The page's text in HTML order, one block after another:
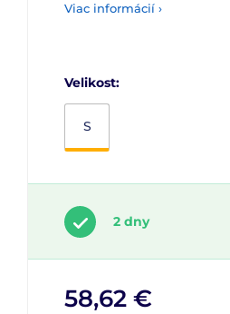
Viac informácií ›
Velikost:
S
2 dny
58,62 €